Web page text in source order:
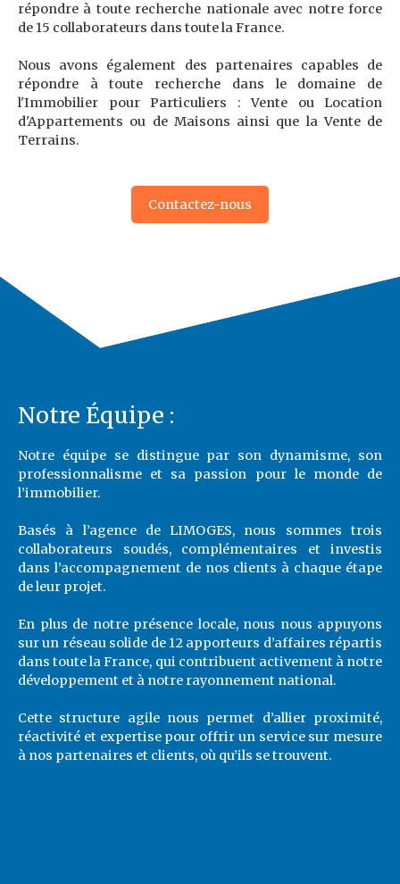
répondre à toute recherche nationale avec notre force
de 15 collaborateurs dans toute la France.
Nous avons également des partenaires capables de
répondre à toute recherche dans le domaine de
l'Immobilier pour Particuliers : Vente ou Location
d'Appartements ou de Maisons ainsi que la Vente de
Terrains.
Contactez-nous
Notre Équipe :
Notre équipe se distingue par son dynamisme, son
professionnalisme et sa passion pour le monde de
l’immobilier.
Basés à l’agence de LIMOGES, nous sommes trois
collaborateurs soudés, complémentaires et investis
dans l’accompagnement de nos clients à chaque étape
de leur projet.
En plus de notre présence locale, nous nous appuyons
sur un réseau solide de 12 apporteurs d’affaires répartis
dans toute la France, qui contribuent activement à notre
développement et à notre rayonnement national.
Cette structure agile nous permet d’allier proximité,
réactivité et expertise pour offrir un service sur mesure
à nos partenaires et clients, où qu’ils se trouvent.